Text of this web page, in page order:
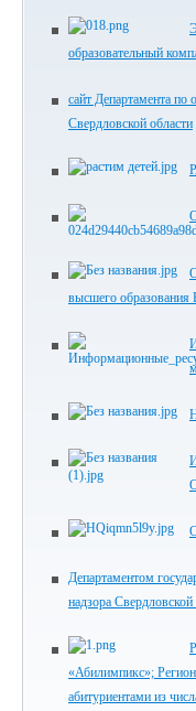
образовательный
сайт Департамента по
Свердловской области
высшего образования
Департаментом
надзора Свердловской
«Абилимпикс»;
абитуриентами из